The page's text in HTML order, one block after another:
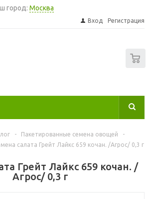
город: Москва
Вход Регистрация
- Пакетированные семена овощей
-
салата Грейт Лайкс 659 кочан. /Агрос/ 0,3 г
Грейт Лайкс 659 кочан. /
Агрос/ 0,3 г